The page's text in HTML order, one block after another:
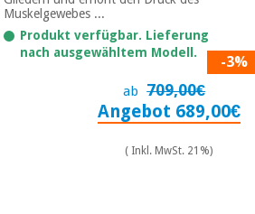
Muskelgewebes ...
Produkt verfügbar. Lieferung
nach ausgewähltem Modell.
-3%
ab 709,00€
Angebot 689,00€
( Inkl. MwSt. 21%)